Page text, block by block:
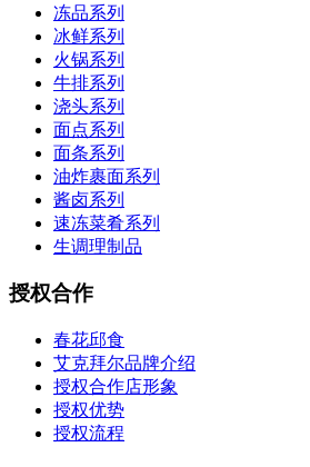
冻品系列
冰鲜系列
火锅系列
牛排系列
浇头系列
面点系列
面条系列
油炸裹面系列
酱卤系列
速冻菜肴系列
生调理制品
授权合作
春花邱食
艾克拜尔品牌介绍
授权合作店形象
授权优势
授权流程